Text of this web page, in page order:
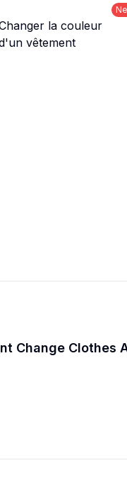
la couleur
vêtement
Change Clothes